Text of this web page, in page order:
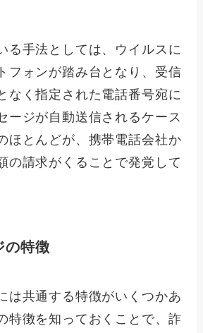
る手法としては、ウイルスに
フォンが踏み台となり、受信
なく指定された電話番号宛に
ージが自動送信されるケース
ほとんどが、携帯電話会社か
の請求がくることで発覚して
の特徴
は共通する特徴がいくつかあ
特徴を知っておくことで、詐